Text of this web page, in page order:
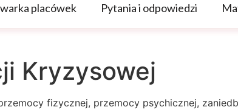
placówek Pytania i odpowiedzi
Kryzysowej
fizycznej, przemocy psychicznej,